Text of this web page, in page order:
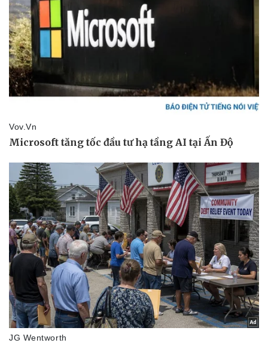
Văn hóa
Sân khấu - Điện ảnh
Văn học
Âm nhạc
Di sản
Giải trí
Nghệ sĩ
Thời trang
Sao Việt